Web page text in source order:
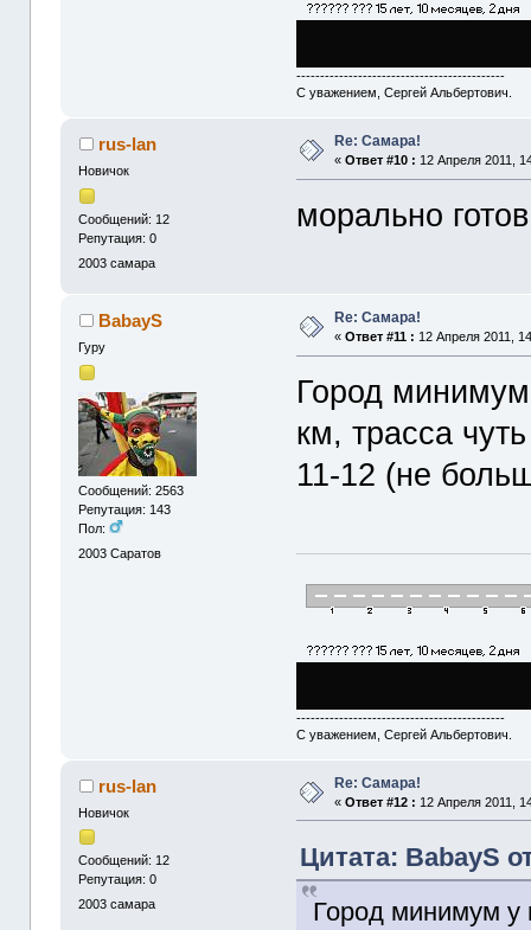
--------------------------------------------
С уважением, Сергей Альбертович.
rus-lan
Новичок
Сообщений: 12
Репутация: 0
2003 самара
Re: Cамара!
«Ответ #10 : 12 Апреля 2011,
морально
BabayS
Гуру
Сообщений: 2563
Репутация: 143
Пол:
2003 Саратов
Re: Cамара!
«Ответ #11 : 12 Апреля 2011,
Город
км, трасса
11-12 (не
--------------------------------------------
С уважением, Сергей Альбертович.
rus-lan
Новичок
Сообщений: 12
Репутация: 0
2003 самара
Re: Cамара!
«Ответ #12 : 12 Апреля 2011,
Цитата: BabayS
Город минимум у